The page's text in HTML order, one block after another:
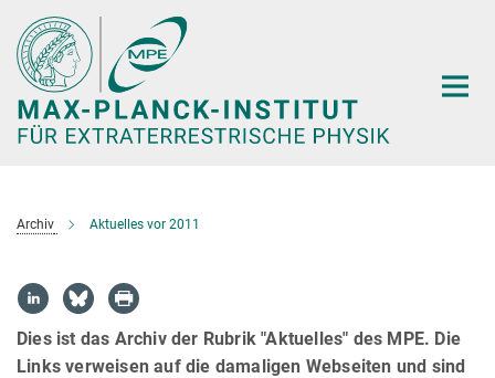
Hauptinhalt
Archiv Aktuelles vor 2011
Dies ist das Archiv der Rubrik "Aktuelles" des MPE. Die
Links verweisen auf die damaligen Webseiten und sind